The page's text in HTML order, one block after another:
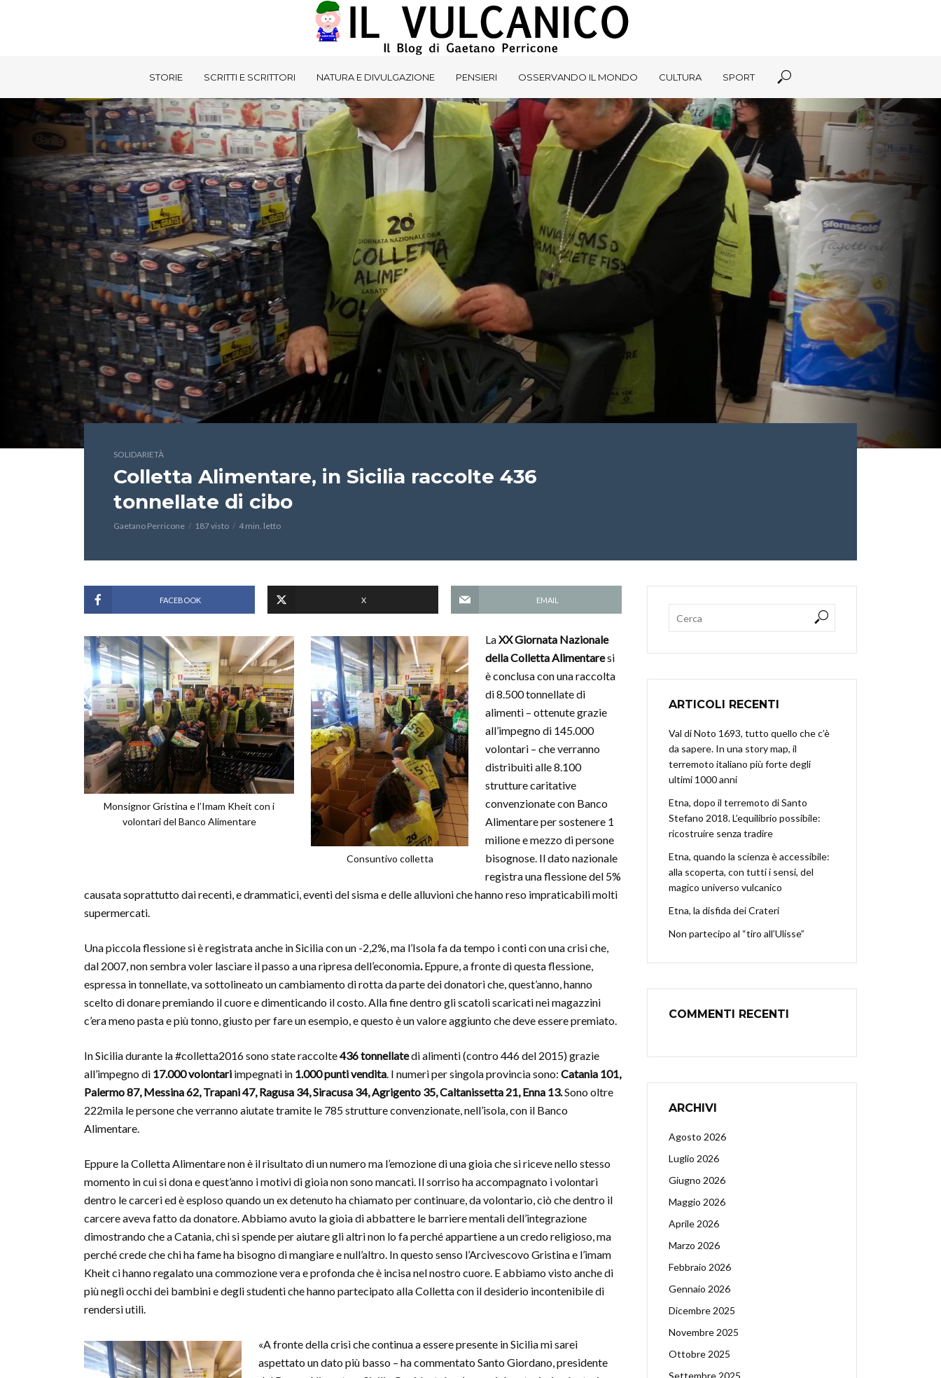
STORIE SCRITTI E SCRITTORI NATURA E DIVULGAZIONE PENSIERI OSSERVANDO IL MONDO CULTURA SPORT
SOLIDARIETÀ
Colletta Alimentare, in Sicilia raccolte 436
tonnellate di cibo
Gaetano Perricone 187 visto 4 min. letto
FACEBOOK X EMAIL
Monsignor Gristina e l’Imam Kheit con i
volontari del Banco Alimentare
Consuntivo colletta
LaXX Giornata Nazionale
della Colletta Alimentaresi
è conclusa con una raccolta
di 8.500 tonnellate di
alimenti – ottenute grazie
all’impegno di 145.000
volontari – che verranno
distribuiti alle 8.100
strutture caritative
convenzionate con Banco
Alimentare per sostenere 1
milione e mezzo di persone
bisognose. Il dato nazionale
registra una flessione del 5%
causata soprattutto dai recenti, e drammatici, eventi del sisma e delle alluvioni che hanno reso impraticabili molti
supermercati.
Una piccola flessione si è registrata anche in Sicilia con un -2,2%, ma l’Isola fa da tempo i conti con una crisi che,
dal 2007, non sembra voler lasciare il passo a una ripresa dell’economia.Eppure, a fronte di questa flessione,
espressa in tonnellate, va sottolineato un cambiamento di rotta da parte dei donatori che, quest’anno, hanno
scelto di donare premiando il cuore e dimenticando il costo. Alla fine dentro gli scatoli scaricati nei magazzini
c’era meno pasta e più tonno, giusto per fare un esempio, e questo è un valore aggiunto che deve essere premiato.
In Sicilia durante la #colletta2016 sono state raccolte436 tonnellatedi alimenti (contro 446 del 2015) grazie
all’impegno di 17.000 volontari impegnati in 1.000 punti vendita. I numeri per singola provincia sono: Catania 101,
Palermo 87, Messina 62, Trapani 47, Ragusa 34, Siracusa 34, Agrigento 35, Caltanissetta 21, Enna 13.Sono oltre
222mila le persone che verranno aiutate tramite le 785 strutture convenzionate, nell’isola, con il Banco
Alimentare.
Eppure la Colletta Alimentare non è il risultato di un numero ma l’emozione di una gioia che si riceve nello stesso
momento in cui si dona e quest’anno i motivi di gioia non sono mancati. Il sorriso ha accompagnato i volontari
dentro le carceri ed è esploso quando un ex detenuto ha chiamato per continuare, da volontario, ciò che dentro il
carcere aveva fatto da donatore. Abbiamo avuto la gioia di abbattere le barriere mentali dell’integrazione
dimostrando che a Catania, chi si spende per aiutare gli altri non lo fa perché appartiene a un credo religioso, ma
perché crede che chi ha fame ha bisogno di mangiare e null’altro. In questo senso l’Arcivescovo Gristina e l’imam
Kheit ci hanno regalato una commozione vera e profonda che è incisa nel nostro cuore. E abbiamo visto anche di
più negli occhi dei bambini e degli studenti che hanno partecipato alla Colletta con il desiderio incontenibile di
rendersi utili.
«A fronte della crisi che continua a essere presente in Sicilia mi sarei
aspettato un dato più basso – ha commentato Santo Giordano, presidente
ARTICOLI RECENTI
Val di Noto 1693, tutto quello che c’è
da sapere. In una story map, il
terremoto italiano più forte degli
ultimi 1000 anni
Etna, dopo il terremoto di Santo
Stefano 2018. L’equilibrio possibile:
ricostruire senza tradire
Etna, quando la scienza è accessibile:
alla scoperta, con tutti i sensi, del
magico universo vulcanico
Etna, la disfida dei Crateri
Non partecipo al “tiro all’Ulisse”
COMMENTI RECENTI
ARCHIVI
Agosto 2026
Luglio 2026
Giugno 2026
Maggio 2026
Aprile 2026
Marzo 2026
Febbraio 2026
Gennaio 2026
Dicembre 2025
Novembre 2025
Ottobre 2025
Settembre 2025